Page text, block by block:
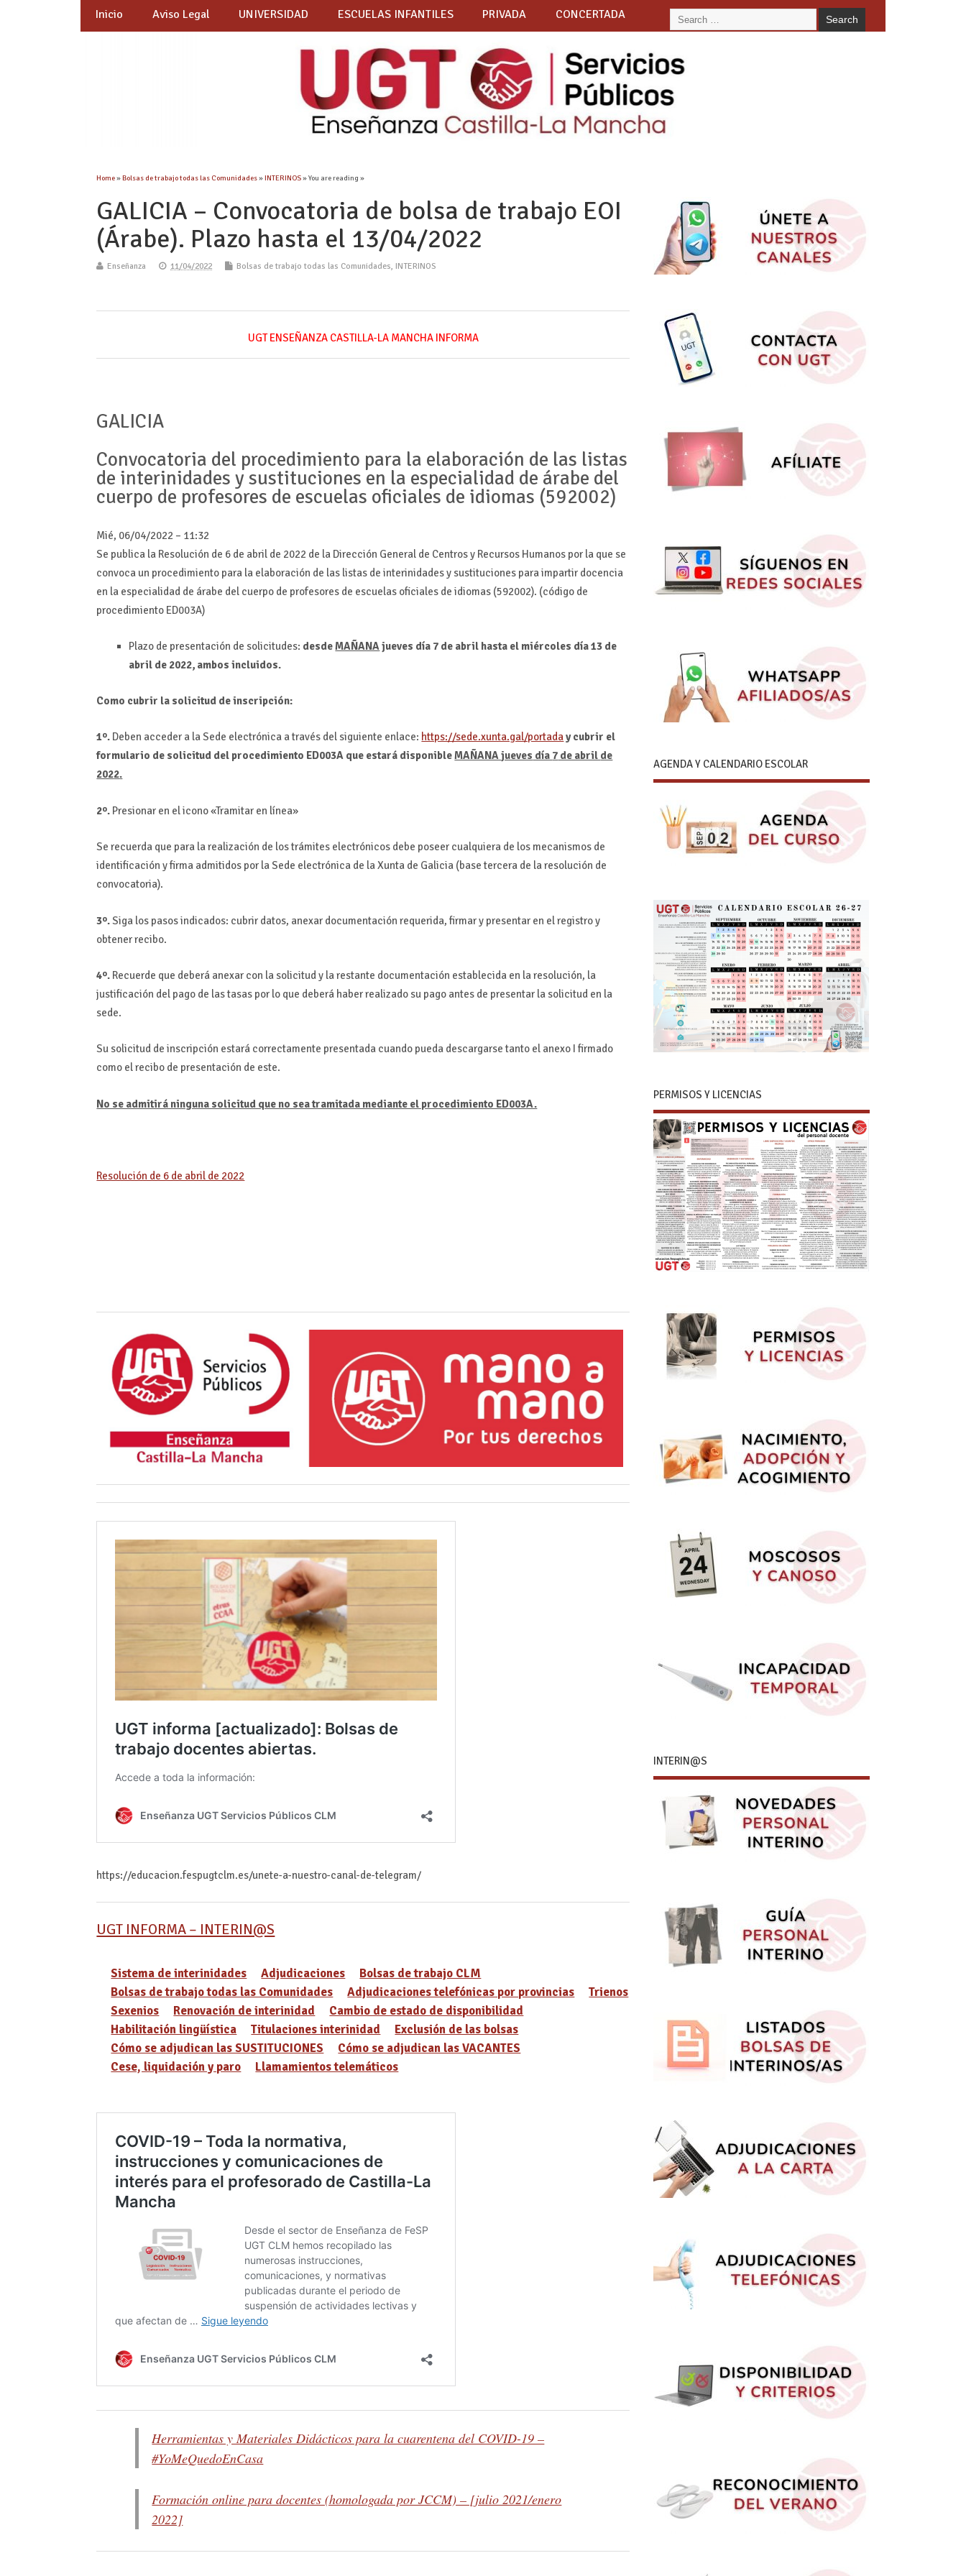
Inicio Aviso Legal UNIVERSIDAD ESCUELAS INFANTILES PRIVADA CONCERTADA
Home»Bolsas de trabajo todas las Comunidades»INTERINOS» You are reading »
GALICIA – Convocatoria de bolsa de trabajo EOI
(Árabe). Plazo hasta el 13/04/2022
Enseñanza 11/04/2022 Bolsas de trabajo todas las Comunidades, INTERINOS
UGT ENSEÑANZA CASTILLA-LA MANCHA INFORMA
GALICIA
Convocatoria del procedimiento para la elaboración de las listas
de interinidades y sustituciones en la especialidad de árabe del
cuerpo de profesores de escuelas oficiales de idiomas (592002)
Mié, 06/04/2022 – 11:32
Se publica la Resolución de 6 de abril de 2022 de la Dirección General de Centros y Recursos Humanos por la que se
convoca un procedimiento para la elaboración de las listas de interinidades y sustituciones para impartir docencia
en la especialidad de árabe del cuerpo de profesores de escuelas oficiales de idiomas (592002). (código de
procedimiento ED003A)
Plazo de presentación de solicitudes: desdeMAÑANAjueves día 7 de abril hasta el miércoles día13 de
abril de 2022, ambos incluidos.
Como cubrir la solicitud de inscripción:
1º. Deben acceder a la Sede electrónica a través del siguiente enlace: https://sede.xunta.gal/portaday cubrir el
formulario de solicitud del procedimiento ED003A que estará disponibleMAÑANAjueves día 7 de abril de
2022.
2º. Presionar en el icono «Tramitar en línea»
Se recuerda que para la realización de los trámites electrónicos debe poseer cualquiera de los mecanismos de
identificación y firma admitidos por la Sede electrónica de la Xunta de Galicia (base tercera de la resolución de
convocatoria).
3º.Siga los pasos indicados: cubrir datos, anexar documentación requerida, firmar y presentar en el registro y
obtener recibo.
4º. Recuerde que deberá anexar con la solicitud y la restante documentación establecida en la resolución, la
justificación del pago de las tasas por lo que deberá haber realizado su pago antes de presentar la solicitud en la
sede.
Su solicitud de inscripción estará correctamente presentada cuando pueda descargarse tanto el anexo I firmado
como el recibo de presentación de este.
No se admitirá ninguna solicitud que no sea tramitada mediante el procedimiento ED003A.
Resolución de 6 de abril de 2022
https://educacion.fespugtclm.es/unete-a-nuestro-canal-de-telegram/
UGT INFORMA – INTERIN@S
Sistema de interinidades Adjudicaciones
Bolsas de trabajo CLM
Bolsas de trabajo todas las Comunidades
Adjudicaciones telefónicas por provincias
Trienos
Sexenios
Renovación de interinidad
Cambio de estado de disponibilidad
Habilitación lingüística
Titulaciones interinidad
Exclusión de las bolsas
Cómo se adjudican las SUSTITUCIONES
Cómo se adjudican las VACANTES
Cese, liquidación y paro
Llamamientos telemáticos
Herramientas y Materiales Didácticos para la cuarentena del COVID-19 –
#YoMeQuedoEnCasa
Formación online para docentes (homologada por JCCM) – [julio 2021/enero
2022]
AGENDA Y CALENDARIO ESCOLAR
PERMISOS Y LICENCIAS
INTERIN@S